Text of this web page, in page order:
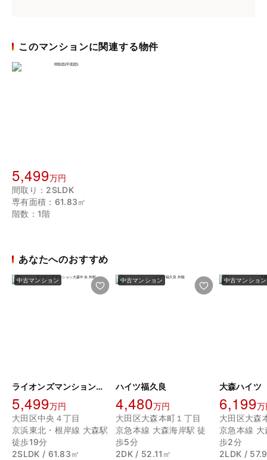
このマンションに関連する物件
5,499万円
間取り：2SLDK
専有面積：61.83㎡
階数：1階
あなたへのおすすめ
中古マンション
ライオンズマンション大森中央
5,499万円
大田区中央４丁目
京浜東北・根岸線 大森駅
徒歩19分
2SLDK / 61.83㎡
中古マンション
ハイツ福久良
4,480万円
大田区大森本町１丁目
京急本線 大森海岸駅 徒
歩5分
2DK / 52.11㎡
中古マンション
大森ハイツ
6,199万
大田区大森
京急本線
歩2分
2LDK /